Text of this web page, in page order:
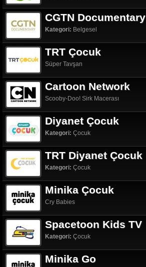
CGTN Documentary
Kategori: Belgesel
TRT Çocuk
Süper Tavşan
Cartoon Network
Scooby-Doo! Sirk Macerası
Diyanet Çocuk
Kategori: Çocuk
TRT Diyanet Çocuk
Kategori: Çocuk
Minika Çocuk
Cry Babies
Spacetoon Kids TV
Kategori: Çocuk
Minika Go